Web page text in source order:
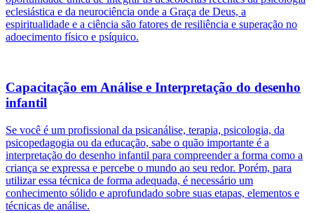
eclesiástica e da neurociência onde a Graça de Deus, a
espiritualidade e a ciência são fatores de resiliência e superação no
adoecimento físico e psíquico.
Capacitação em Análise e Interpretação do desenho
infantil
Se você é um profissional da psicanálise, terapia, psicologia, da
psicopedagogia ou da educação, sabe o quão importante é a
interpretação do desenho infantil para compreender a forma como a
criança se expressa e percebe o mundo ao seu redor. Porém, para
utilizar essa técnica de forma adequada, é necessário um
conhecimento sólido e aprofundado sobre suas etapas, elementos e
técnicas de análise.